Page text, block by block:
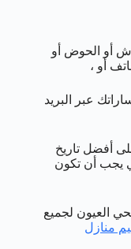
أو الحوض أو
أو ،
عبر البريد
أفضل تاريخ
يجب أن تكون
العيون لجميع
منازل